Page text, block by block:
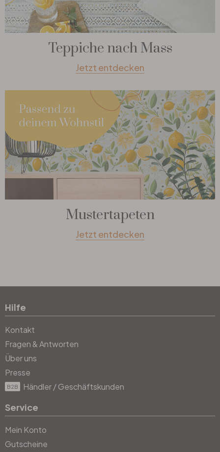
Teppiche nach Mass
Jetzt entdecken
Mustertapeten
Jetzt entdecken
Hilfe
Kontakt
Fragen & Antworten
Über uns
Presse
B2B Händler / Geschäftskunden
Service
Mein Konto
Gutscheine